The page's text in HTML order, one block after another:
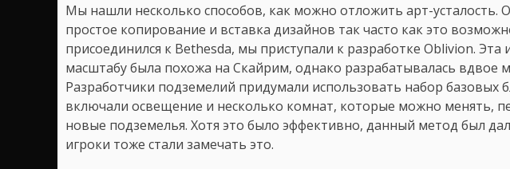
Мы нашли несколько способов, как можно отложить арт-усталость.
простое копирование и вставка дизайнов так часто как это
присоединился к Bethesda, мы приступали к разработке Oblivion. Эта
масштабу была похожа на Скайрим, однако разрабатывалась вдвое
Разработчики подземелий придумали использовать набор базовых
включали освещение и несколько комнат, которые можно менять,
новые подземелья. Хотя это было эффективно, данный метод был
игроки тоже стали замечать это.